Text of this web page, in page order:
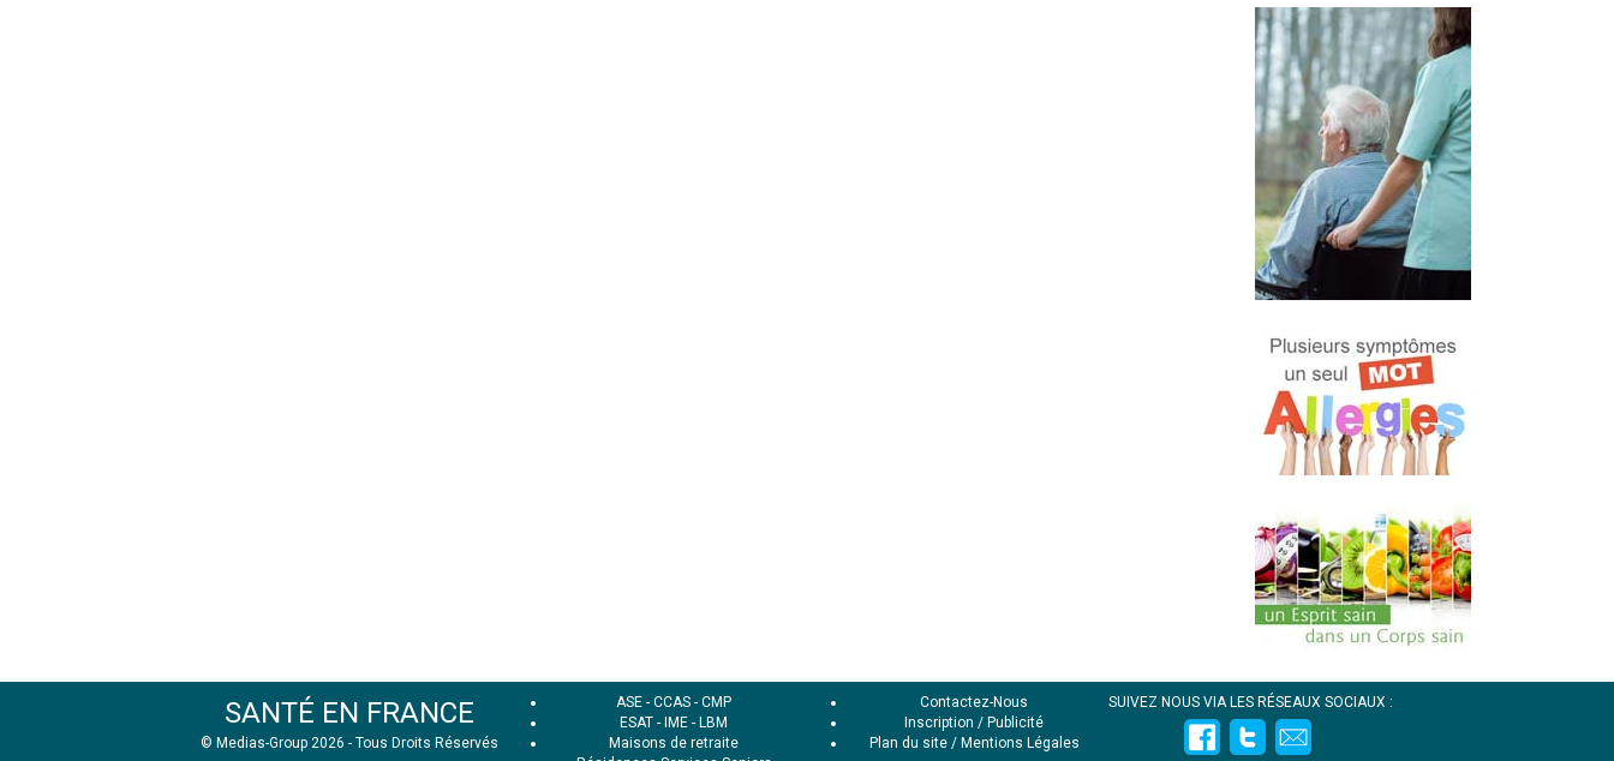
SANTÉ EN FRANCE
© Medias-Group 2026 - Tous Droits Réservés
ASE -CCAS -CMP
ESAT - IME - LBM
Maisons de retraite
Contactez-Nous
Inscription / Publicité
Plan du site/ Mentions Légales
SUIVEZ NOUS VIA LES RÉSEAUX SOCIAUX :